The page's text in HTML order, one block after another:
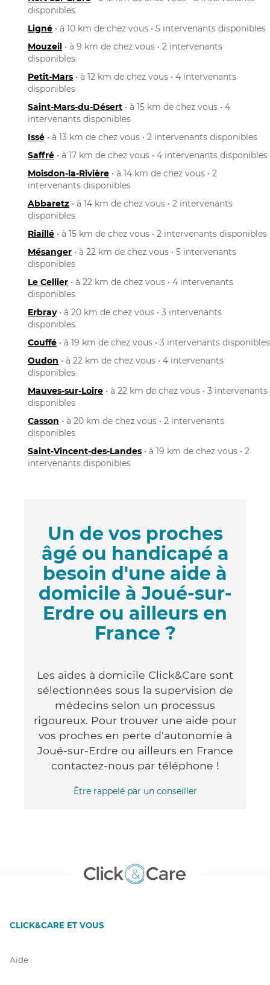
disponibles
Ligné • à 10 km de chez vous • 5 intervenants disponibles
Mouzeil • à 9 km de chez vous • 2 intervenants
disponibles
Petit-Mars • à 12 km de chez vous • 4 intervenants
disponibles
Saint-Mars-du-Désert • à 15 km de chez vous • 4
intervenants disponibles
Issé • à 13 km de chez vous • 2 intervenants disponibles
Saffré • à 17 km de chez vous • 4 intervenants disponibles
Moisdon-la-Rivière • à 14 km de chez vous • 2
intervenants disponibles
Abbaretz • à 14 km de chez vous • 2 intervenants
disponibles
Riaillé • à 15 km de chez vous • 2 intervenants disponibles
Mésanger • à 22 km de chez vous • 5 intervenants
disponibles
Le Cellier • à 22 km de chez vous • 4 intervenants
disponibles
Erbray• à 20 km de chez vous • 3 intervenants
disponibles
Couffé • à 19 km de chez vous • 3 intervenants disponibles
Oudon • à 22 km de chez vous • 4 intervenants
disponibles
Mauves-sur-Loire • à 22 km de chez vous • 3 intervenants
disponibles
Casson • à 20 km de chez vous • 2 intervenants
disponibles
Saint-Vincent-des-Landes • à 19 km de chez vous • 2
intervenants disponibles
Un de vos proches
âgé ou handicapé a
besoin d'une aide à
domicile à Joué-sur-
Erdre ou ailleurs en
France ?
Les aides à domicile Click&Care sont
sélectionnées sous la supervision de
médecins selon un processus
rigoureux. Pour trouver une aide pour
vos proches en perte d'autonomie à
Joué-sur-Erdre ou ailleurs en France
contactez-nous par téléphone !
Être rappelé par un conseiller
CLICK&CARE ET VOUS
Aide